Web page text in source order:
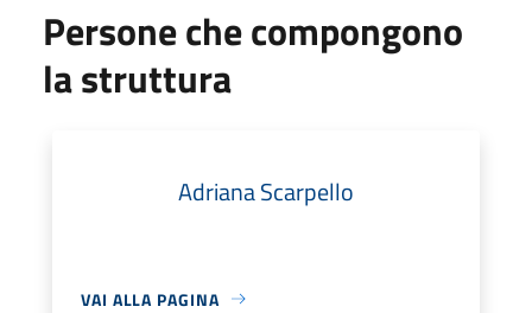
Persone che compongono
la struttura
Adriana Scarpello
VAI ALLA PAGINA